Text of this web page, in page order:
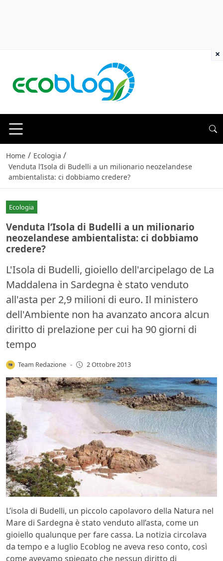
Home / Ecologia /
Venduta l’Isola di Budelli a un milionario neozelandese
ambientalista: ci dobbiamo credere?
Ecologia
Venduta l’Isola di Budelli a un milionario
neozelandese ambientalista: ci dobbiamo
credere?
L'Isola di Budelli, gioiello dell'arcipelago de La
Maddalena in Sardegna è stato venduto
all'asta per 2,9 milioni di euro. Il ministero
dell'Ambiente non ha avanzato ancora alcun
diritto di prelazione per cui ha 90 giorni di
tempo
Team Redazione - 2 Ottobre 2013
L’isola di Budelli, un piccolo capolavoro della Natura nel
Mare di Sardegna è stato venduto all’asta, come un
gioiello qualunque per fare cassa. La notizia circolava
da tempo e a luglio Ecoblog ne aveva reso conto, così
come avevamo spiegato che nessun diritto di
×